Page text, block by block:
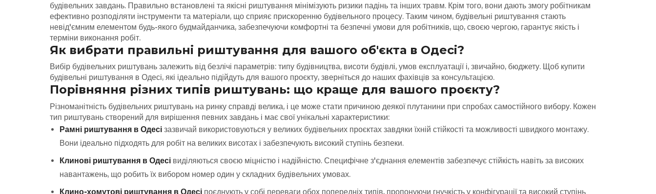
будівельних завдань. Правильно встановлені та якісні риштування мінімізують ризики падінь та інших травм. Крім того, вони дають змогу робітникам
ефективно розподіляти інструменти та матеріали, що сприяє прискоренню будівельного процесу. Таким чином, будівельні риштування стають
невід'ємним елементом будь-якого будмайданчика, забезпечуючи комфортні та безпечні умови для робітників, що, своєю чергою, гарантує якість і
терміни виконання робіт.
Як вибрати правильні риштування для вашого об'єкта в Одесі?
Вибір будівельних риштувань залежить від безлічі параметрів: типу будівництва, висоти будівлі, умов експлуатації і, звичайно, бюджету. Щоб купити
будівельні риштування в Одесі, які ідеально підійдуть для вашого проєкту, зверніться до наших фахівців за консультацією.
Порівняння різних типів риштувань: що краще для вашого проєкту?
Різноманітність будівельних риштувань на ринку справді велика, і це може стати причиною деякої плутанини при спробах самостійного вибору. Кожен
тип риштувань створений для вирішення певних завдань і має свої унікальні характеристики:
Рамні риштування в Одесі зазвичай використовуються у великих будівельних проєктах завдяки їхній стійкості та можливості швидкого монтажу.
Вони ідеально підходять для робіт на великих висотах і забезпечують високий ступінь безпеки.
Клинові риштування в Одесі виділяються своєю міцністю і надійністю. Специфічне з'єднання елементів забезпечує стійкість навіть за високих
навантажень, що робить їх вибором номер один у складних будівельних умовах.
Клино-хомутові риштування в Одесі поєднують у собі переваги обох попередніх типів, пропонуючи гнучкість у конфігурації та високий ступінь